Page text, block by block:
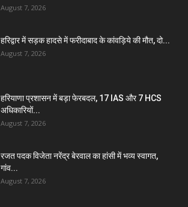
August 7, 2026
हरिद्वार में सड़क हादसे में फरीदाबाद के कांवड़िये की मौत, दो...
August 7, 2026
हरियाणा प्रशासन में बड़ा फेरबदल, 17 IAS और 7 HCS
अधिकारियों...
August 7, 2026
रजत पदक विजेता नरेंद्र बेरवाल का हांसी में भव्य स्वागत,
गांव...
August 7, 2026